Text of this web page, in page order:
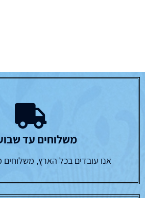
משלוחים עד
אנו עובדים בכל הארץ,